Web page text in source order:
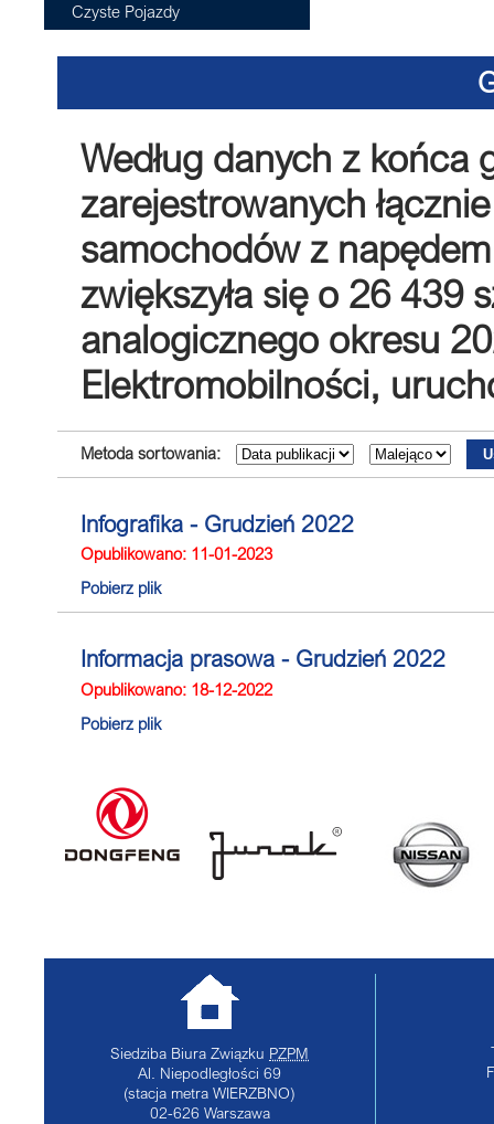
Czyste Pojazdy
Według danych z końca
zarejestrowanych
samochodów z
zwiększyła się o 26 439
analogicznego okresu
Elektromobilności,
Metoda sortowania:
Infografika - Grudzień 2022
Opublikowano: 11-01-2023
Pobierz plik
Informacja prasowa - Grudzień 2022
Opublikowano: 18-12-2022
Pobierz plik
Siedziba Biura Związku PZPM
Al. Niepodległości 69
(stacja metra WIERZBNO)
02-626 Warszawa